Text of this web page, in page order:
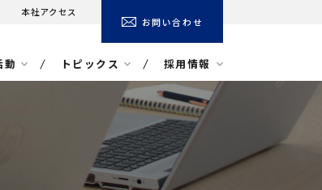
お問い合わせ
本社アクセス
動 トピックス 採用情報